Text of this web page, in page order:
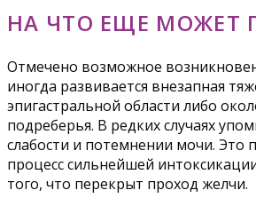
НА ЧТО ЕЩЕ МОЖЕТ
Отмечено возможное
иногда развивается внезапная
эпигастральной области либо
подреберья. В редких случаях
слабости и потемнении мочи. Это
процесс сильнейшей
того, что перекрыт проход желчи.